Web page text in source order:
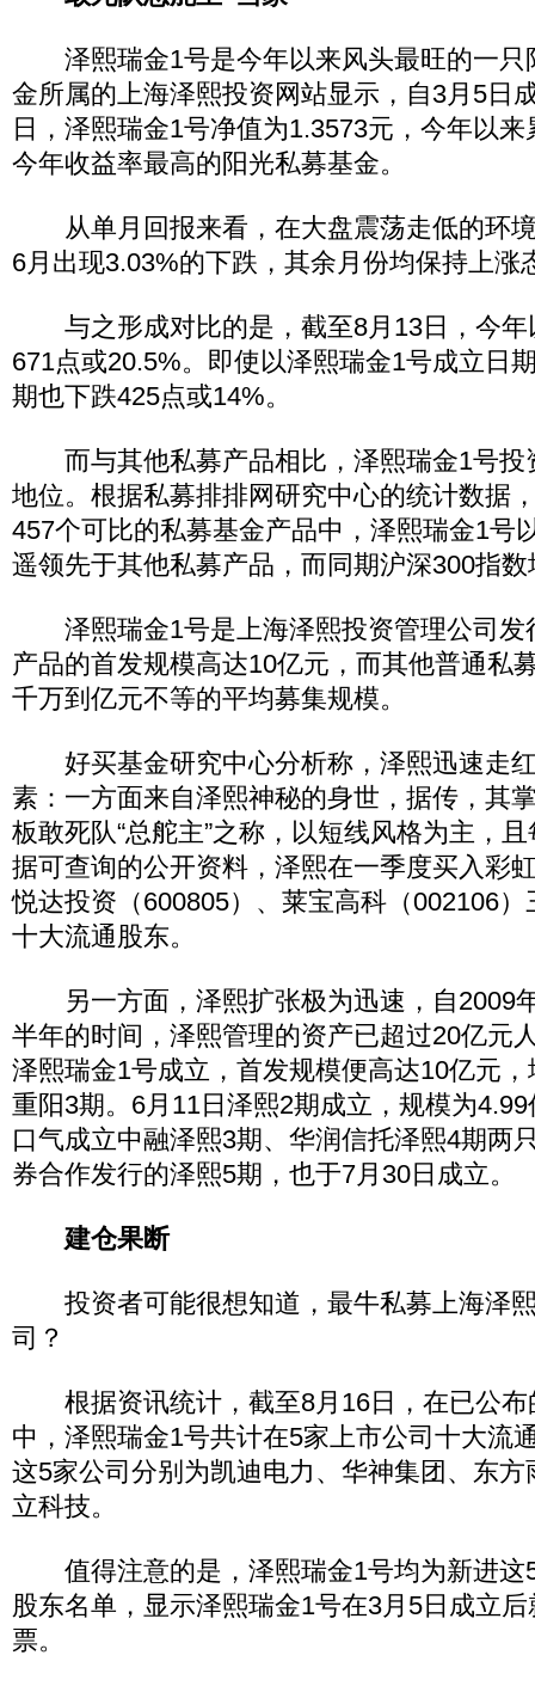
泽熙瑞金1号是今年以来风头最旺的一只
金所属的上海泽熙投资网站显示，自3月5日
日，泽熙瑞金1号净值为1.3573元，今年以
今年收益率最高的阳光私募基金。
从单月回报来看，在大盘震荡走低的环
6月出现3.03%的下跌，其余月份均保持上涨
与之形成对比的是，截至8月13日，今年
671点或20.5%。即使以泽熙瑞金1号成立日
期也下跌425点或14%。
而与其他私募产品相比，泽熙瑞金1号投
地位。根据私募排排网研究中心的统计数据
457个可比的私募基金产品中，泽熙瑞金1号
遥领先于其他私募产品，而同期沪深300指
泽熙瑞金1号是上海泽熙投资管理公司发
产品的首发规模高达10亿元，而其他普通私
千万到亿元不等的平均募集规模。
好买基金研究中心分析称，泽熙迅速走
素：一方面来自泽熙神秘的身世，据传，其
板敢死队“总舵主”之称，以短线风格为主，
据可查询的公开资料，泽熙在一季度买入彩
悦达投资（600805）、莱宝高科（002106
十大流通股东。
另一方面，泽熙扩张极为迅速，自2009
半年的时间，泽熙管理的资产已超过20亿元
泽熙瑞金1号成立，首发规模便高达10亿元
重阳3期。6月11日泽熙2期成立，规模为
口气成立中融泽熙3期、华润信托泽熙4期两
券合作发行的泽熙5期，也于7月30日成立。
建仓果断
投资者可能很想知道，最牛私募上海泽
司？
根据资讯统计，截至8月16日，在已公布
中，泽熙瑞金1号共计在5家上市公司十大流
这5家公司分别为凯迪电力、华神集团、东
立科技。
值得注意的是，泽熙瑞金1号均为新进这
股东名单，显示泽熙瑞金1号在3月5日成立
票。